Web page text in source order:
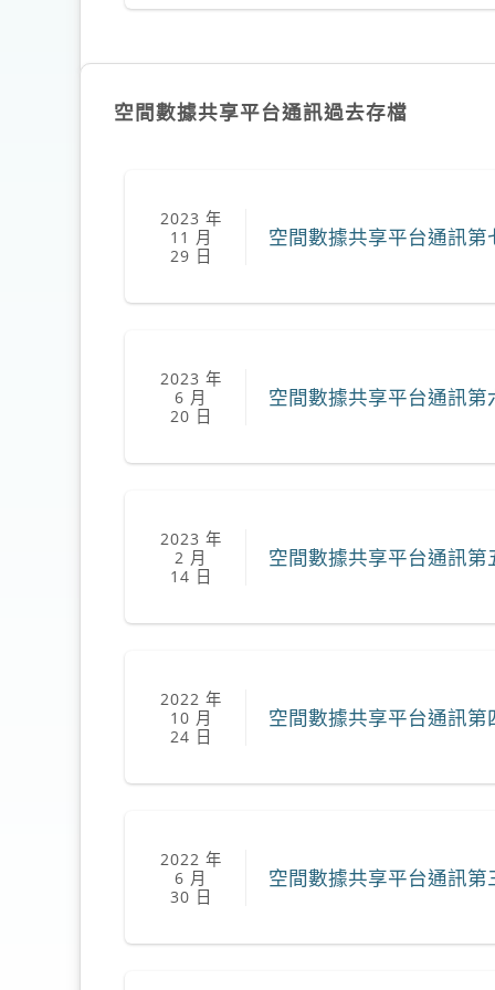
空間數據共享平台通訊過去存檔
2023 年
11 月
29 日
空間數據共享平台通訊第
2023 年
6 月
20 日
空間數據共享平台通訊第
2023 年
2 月
14 日
空間數據共享平台通訊第
2022 年
10 月
24 日
空間數據共享平台通訊第
2022 年
6 月
30 日
空間數據共享平台通訊第